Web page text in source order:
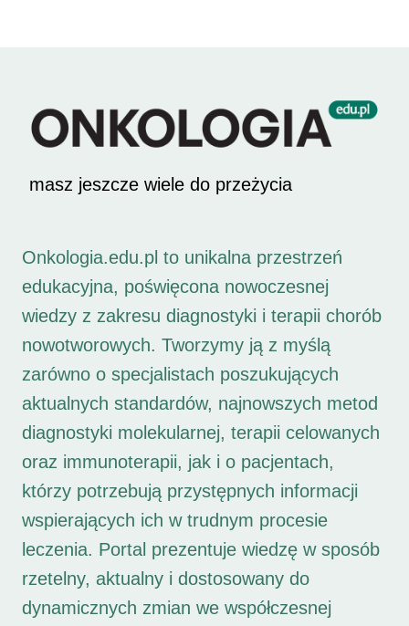
masz jeszcze wiele do przeżycia
Onkologia.edu.pl to unikalna przestrzeń
edukacyjna, poświęcona nowoczesnej
wiedzy z zakresu diagnostyki i terapii chorób
nowotworowych. Tworzymy ją z myślą
zarówno o specjalistach poszukujących
aktualnych standardów, najnowszych metod
diagnostyki molekularnej, terapii celowanych
oraz immunoterapii, jak i o pacjentach,
którzy potrzebują przystępnych informacji
wspierających ich w trudnym procesie
leczenia. Portal prezentuje wiedzę w sposób
rzetelny, aktualny i dostosowany do
dynamicznych zmian we współczesnej